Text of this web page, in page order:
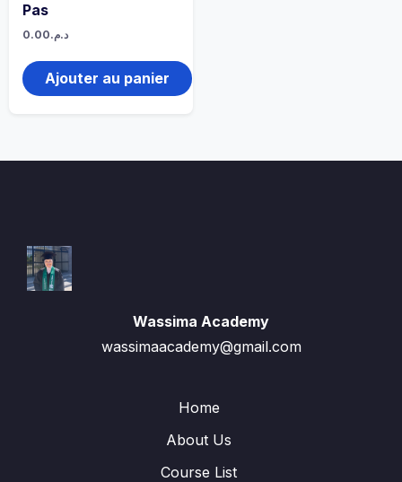
Pas
د.م.0.00
Ajouter au panier
Wassima Academy
wassimaacademy@gmail.com
Home
About Us
Course List